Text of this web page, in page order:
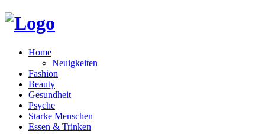
Home
Neuigkeiten
Fashion
Beauty
Gesundheit
Psyche
Starke Menschen
Essen & Trinken